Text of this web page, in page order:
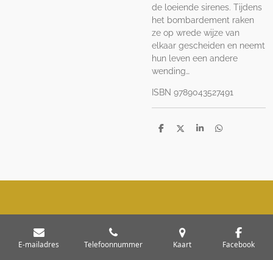
de loeiende sirenes. Tijdens
het bombardement raken
ze op wrede wijze van
elkaar gescheiden en neemt
hun leven een andere
wending…
ISBN 9789043527491
D
D
S
D
E-mailadres Telefoonnummer Kaart Facebook